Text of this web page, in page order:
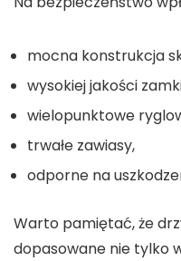
mocna konstrukcja
wysokiej jakości
wielopunktowe
trwałe zawiasy,
odporne na
Warto pamiętać, że
dopasowane nie tylko